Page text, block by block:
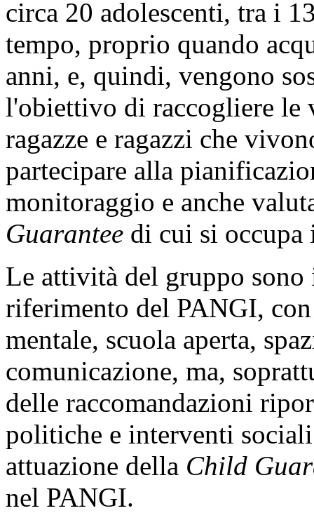
circa 20 adolescenti, tra i
tempo, proprio quando
anni, e, quindi, vengono
l'obiettivo di raccogliere le
ragazze e ragazzi che
partecipare alla
monitoraggio e anche
Guarantee di cui si
Le attività del gruppo sono
riferimento del PANGI,
mentale, scuola aperta,
comunicazione, ma,
delle raccomandazioni
politiche e interventi
attuazione della Child
nel PANGI.